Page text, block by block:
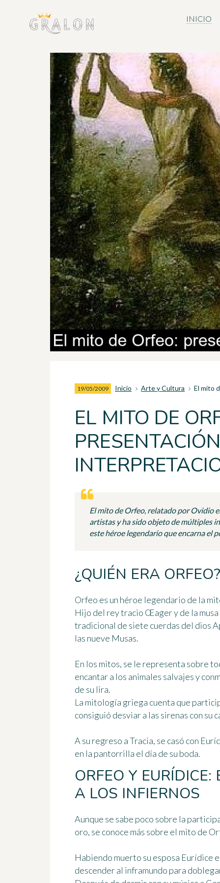
INICIO
19/05/2009 Inicio Arte y Cultura El mito
EL MITO DE
El mito de Orfeo, relatado por Ovidio
artistas y ha sido objeto de múltiples
este héroe legendario que encarna el
¿QUIÉN ERA ORFEO?
Orfeo es un héroe legendario de la
Hijo del rey tracio Œager y de la
tradicional de siete cuerdas del dios
las nueve Musas.
En los mitos, se le representa sobre
encantar a los animales salvajes y
de su lira.
La mitología griega cuenta que
consiguió desviar a las sirenas con su
A su regreso a Tracia, se casó con
en la pantorrilla el día de su boda.
ORFEO Y
A LOS INFIERNOS
Aunque se sabe poco sobre la
oro, se conoce más sobre el mito de
Habiendo muerto su esposa Eurídice
descender al inframundo para